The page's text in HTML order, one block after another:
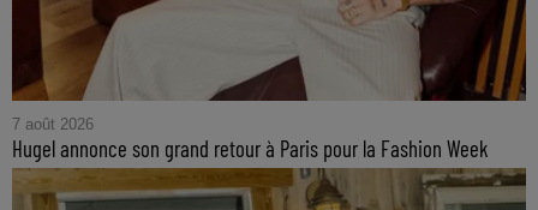
7 août 2026
Hugel annonce son grand retour à Paris pour la Fashion Week